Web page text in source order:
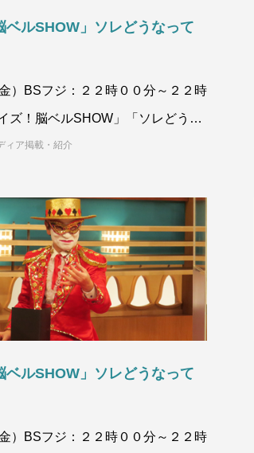
ベルSHOW」ソレどうなって
）BSフジ：２２時００分～２２時
ズ！脳ベルSHOW」「ソレどうな
コーナにトランプ
ィア掲載・紹介
ベルSHOW」ソレどうなって
）BSフジ：２２時００分～２２時